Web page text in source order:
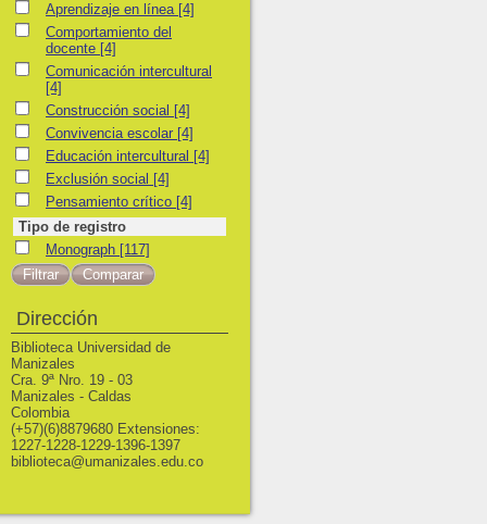
Aprendizaje en línea
Aprendizaje en línea [4]
Comportamiento del docente
Comportamiento del
docente [4]
Comunicación intercultural
Comunicación intercultural
[4]
Construcción social
Construcción social [4]
Convivencia escolar
Convivencia escolar [4]
Educación intercultural
Educación intercultural [4]
Exclusión social
Exclusión social [4]
Pensamiento crítico
Pensamiento crítico [4]
Tipo de registro
Monograph
Monograph [117]
Dirección
Biblioteca Universidad de
Manizales
Cra. 9ª Nro. 19 - 03
Manizales - Caldas
Colombia
(+57)(6)8879680 Extensiones:
1227-1228-1229-1396-1397
biblioteca@umanizales.edu.co